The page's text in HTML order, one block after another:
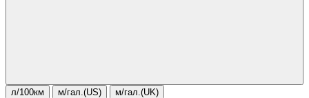
л/100км м/гал.(US) м/гал.(UK)